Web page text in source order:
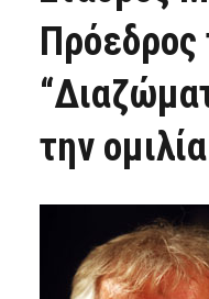
Πρόεδρος
την